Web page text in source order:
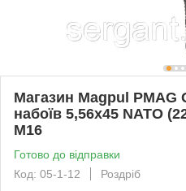
Магазин Magpul
набоїв 5,56х45 NATO
М16
Готово до відправки
Код: 05-1-12
Роздріб